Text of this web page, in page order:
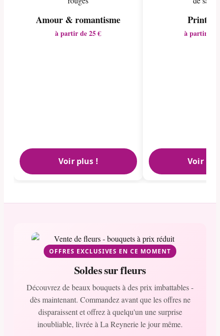
Amour & romantisme
à partir de 25 €
Voir plus !
à partir de
Voir
OFFRES EXCLUSIVES EN CE MOMENT
Soldes sur fleurs
Découvrez de beaux bouquets à des prix imbattables -
dès maintenant. Commandez avant que les offres ne
disparaissent et offrez à quelqu'un une surprise
inoubliable, livrée à La Reynerie le jour même.